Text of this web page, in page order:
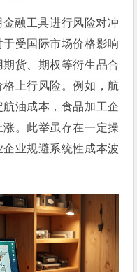
融工具进行风险对冲
受国际市场价格影响
货、期权等衍生品合
上行风险。例如，航
油成本，食品加工企
。此举虽存在一定操
业规避系统性成本波